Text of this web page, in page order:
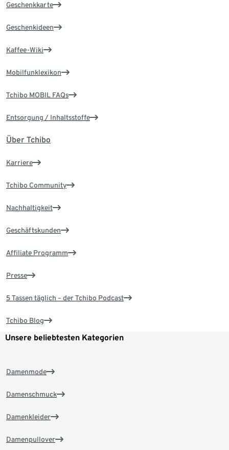
Geschenkkarte
Geschenkideen
Kaffee-Wiki
Mobilfunklexikon
Tchibo MOBIL FAQs
Entsorgung / Inhaltsstoffe
Über Tchibo
Karriere
Tchibo Community
Nachhaltigkeit
Geschäftskunden
Affiliate Programm
Presse
5 Tassen täglich – der Tchibo Podcast
Tchibo Blog
Unsere beliebtesten Kategorien
Damenmode
Damenschmuck
Damenkleider
Damenpullover